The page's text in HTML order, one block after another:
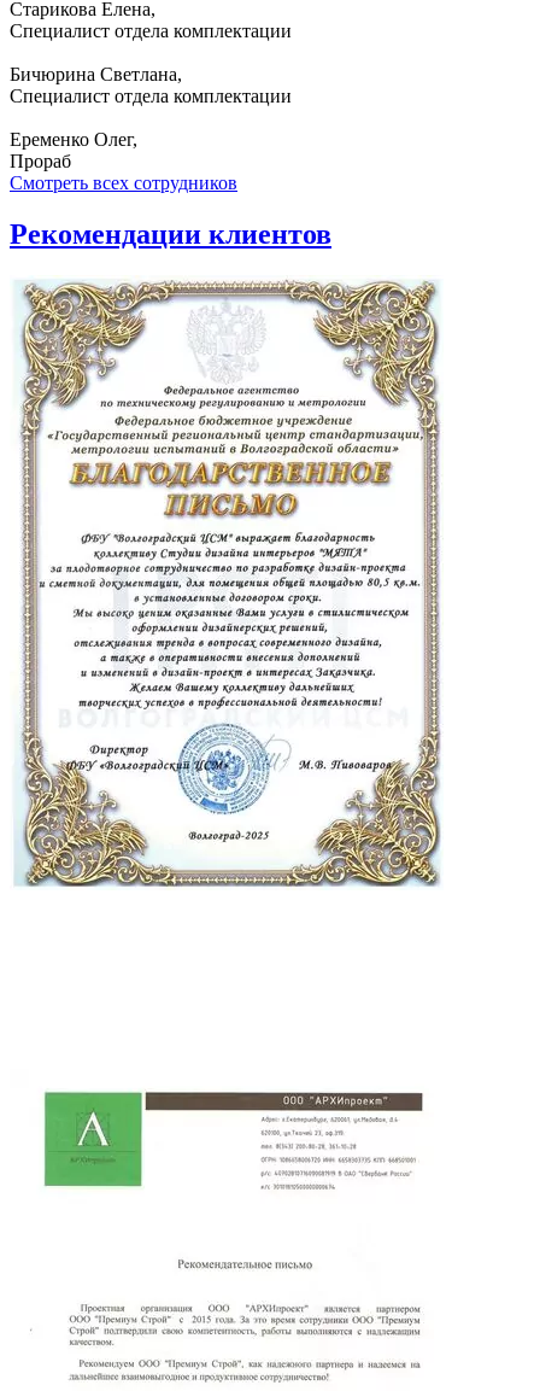
Старикова Елена,
Специалист отдела комплектации
Бичюрина Светлана,
Специалист отдела комплектации
Еременко Олег,
Прораб
Смотреть всех сотрудников
Рекомендации клиентов